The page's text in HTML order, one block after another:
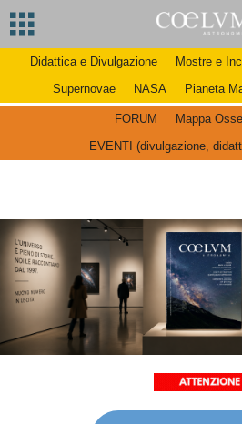
Didattica e Divulgazione Mostre e
Supernovae
NASA Pianeta
FORUM
Mappa
EVENTI (divulgazione,